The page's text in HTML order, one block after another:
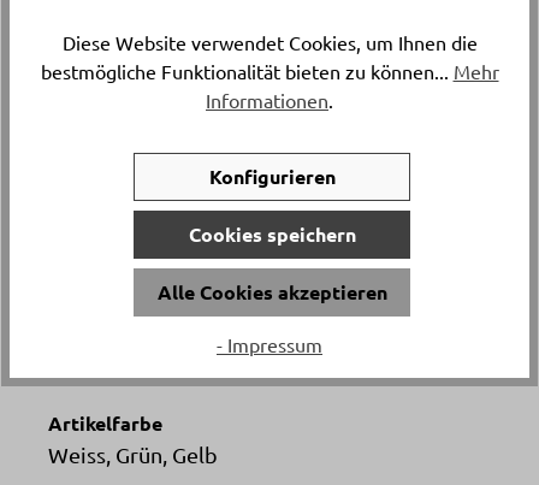
16885.2.
ca. 43 cm
Versand & Lieferung
Postversand
Artikelfarbe
Weiss, Grün, Gelb
Diese Website verwendet Cookies, um Ihnen die
bestmögliche Funktionalität bieten zu können... Mehr
Informationen
Konfigurieren
Cookies speichern
Alle Cookies akzeptieren
- Impressum